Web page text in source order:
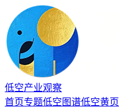
低空产业观察
首页专题低空图谱低空黄页